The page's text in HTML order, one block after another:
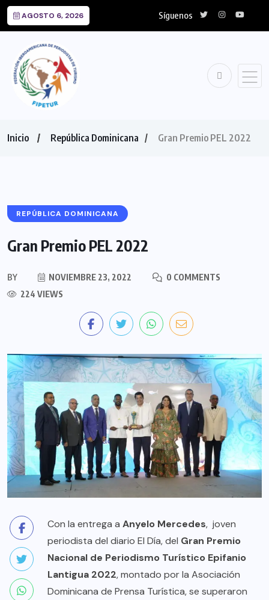
AGOSTO 6, 2026 Síguenos
Inicio República Dominicana Gran Premio PEL 2022
REPÚBLICA DOMINICANA
Gran Premio PEL 2022
BY NOVIEMBRE 23, 2022
0 COMMENTS
224 VIEWS
Con la entrega a Anyelo Mercedes, joven
periodista del diario El Día, del Gran Premio
Nacional de Periodismo Turístico Epifanio
Lantigua 2022, montado por la Asociación
Dominicana de Prensa Turística, se superaron